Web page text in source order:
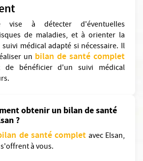
vise à détecter d'éventuelles
de maladies, et à orienter la
médical adapté si nécessaire. Il
un bilan de santé complet
de bénéficier d'un suivi médical
obtenir un bilan de santé
?
de santé complet avec Elsan,
à vous.